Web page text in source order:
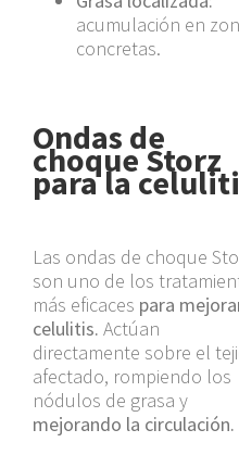
acumulación en
concretas.
Ondas de
choque Storz
para la
Las ondas de choque
son uno de los
más eficaces para
celulitis. Actúan
directamente sobre el
afectado, rompiendo los
nódulos de grasa y
mejorando la circulación.